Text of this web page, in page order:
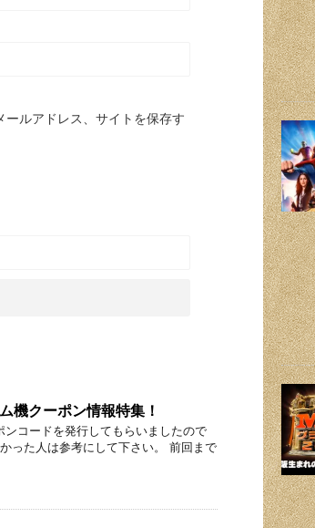
ルアドレス、サイトを保存す
機クーポン情報特集！
コードを発行してもらいましたので
った人は参考にして下さい。 前回まで